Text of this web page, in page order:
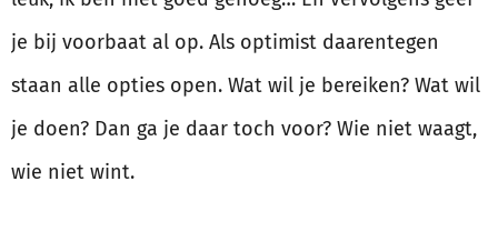
je bij voorbaat al op. Als optimist daarentegen
staan alle opties open. Wat wil je bereiken? Wat wil
je doen? Dan ga je daar toch voor? Wie niet waagt,
wie niet wint.